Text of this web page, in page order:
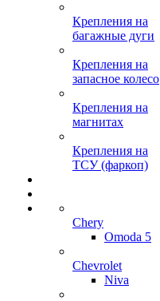
Крепления на
багажные дуги
Крепления на
запасное колесо
Крепления на
магнитах
Крепления на
ТСУ (фаркоп)
Chery
Omoda 5
Chevrolet
Niva